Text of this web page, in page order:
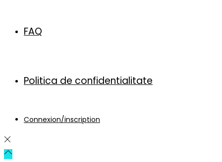
FAQ
Politica de confidentialitate
Connexion/inscription